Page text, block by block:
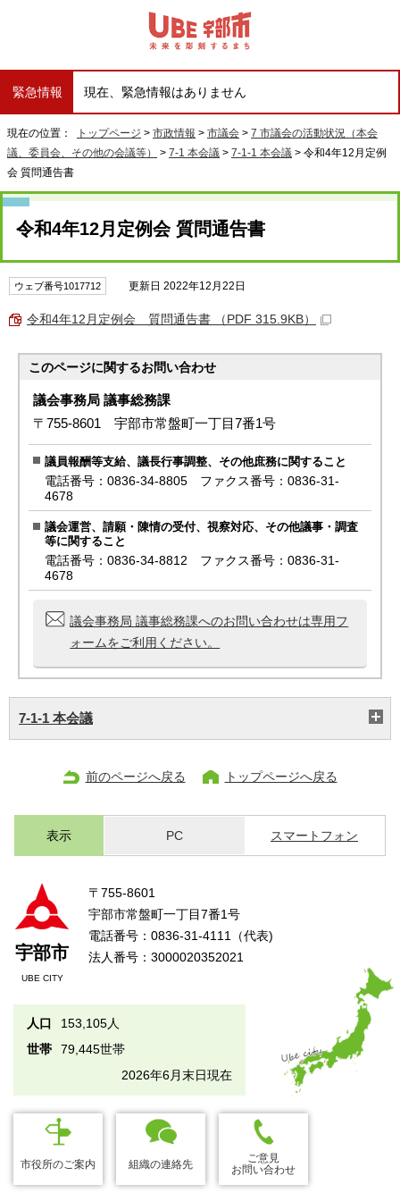
緊急情報 現在、緊急情報はありません
現在の位置： トップページ > 市政情報 > 市議会 > 7 市議会の活動状況（本会
議、委員会、その他の会議等）
> 7-1 本会議 > 7-1-1 本会議 > 令和4年12月定例
会 質問通告書
令和4年12月定例会 質問通告書
ウェブ番号1017712 更新日 2022年12月22日
令和4年12月定例会 質問通告書 （PDF 315.9KB）
このページに関するお問い合わせ
議会事務局 議事総務課
〒755-8601 宇部市常盤町一丁目7番1号
議員報酬等支給、議長行事調整、その他庶務に関すること
電話番号：0836-34-8805 ファクス番号：0836-31-
4678
議会運営、請願・陳情の受付、視察対応、その他議事・調査
等に関すること
電話番号：0836-34-8812 ファクス番号：0836-31-
4678
議会事務局 議事総務課へのお問い合わせは専用フ
ォームをご利用ください。
7-1-1 本会議
前のページへ戻る トップページへ戻る
表示 PC スマートフォン
宇部市
UBE CITY
〒755-8601
宇部市常盤町一丁目7番1号
電話番号：0836-31-4111（代表)
法人番号：3000020352021
人口
153,105人
世帯
79,445世帯
2026年6月末日現在
市役所のご案内 組織の連絡先
ご意見
お問い合わせ